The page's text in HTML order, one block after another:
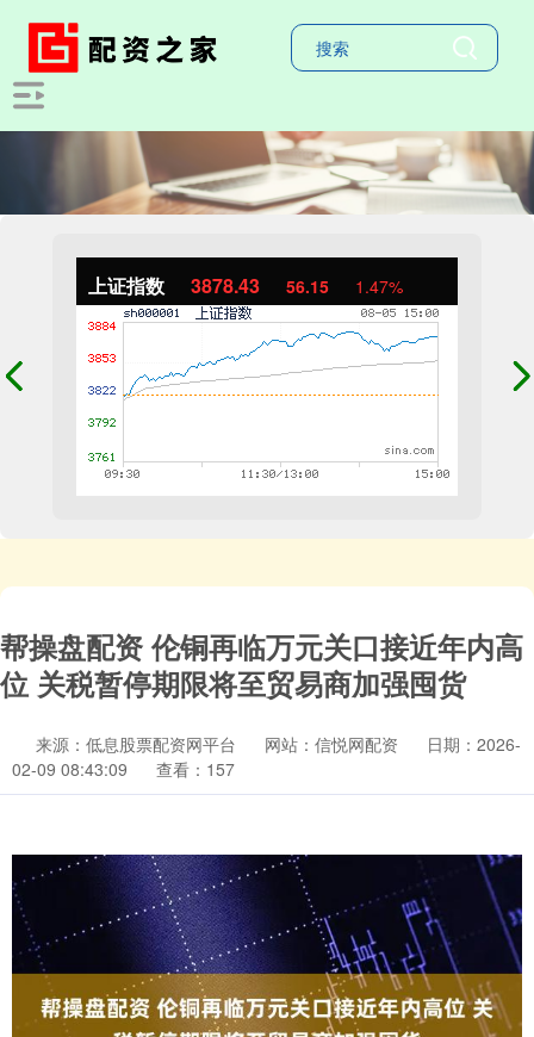
上证指数 3878.43 56.15 1.47%
帮操盘配资 伦铜再临万元关口接近年内高
位 关税暂停期限将至贸易商加强囤货
来源：低息股票配资网平台 网站：信悦网配资
日期：2026-
02-09 08:43:09
查看：157